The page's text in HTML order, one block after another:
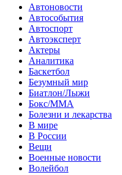
Автоновости
Автособытия
Автоспорт
Автоэксперт
Актеры
Аналитика
Баскетбол
Безумный мир
Биатлон/Лыжи
Бокс/MMA
Болезни и лекарства
В мире
В России
Вещи
Военные новости
Волейбол